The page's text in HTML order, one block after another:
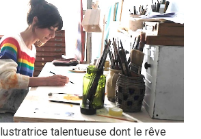
talentueuse dont le rêve